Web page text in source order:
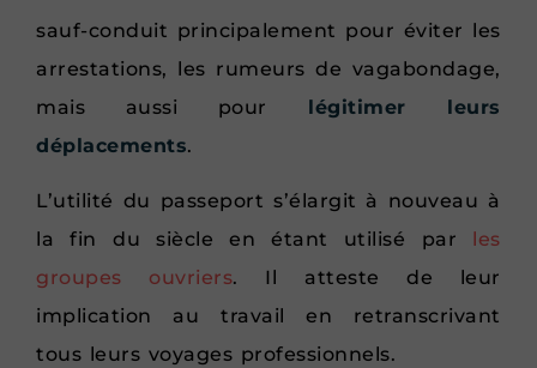
sauf-conduit principalement pour éviter les
arrestations, les rumeurs de vagabondage,
mais aussi pour légitimer leurs
déplacements.
L’utilité du passeport s’élargit à nouveau à
la fin du siècle en étant utilisé par
les
groupes ouvriers. Il atteste de leur
implication au travail en retranscrivant
tous leurs voyages professionnels.